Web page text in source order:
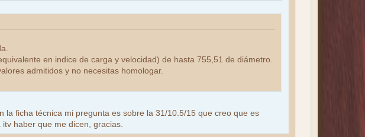
en indice de carga y velocidad) de hasta 755,51 de diámetro.
admitidos y no necesitas homologar.
ficha técnica mi pregunta es sobre la 31/10.5/15 que creo que es
haber que me dicen, gracias.